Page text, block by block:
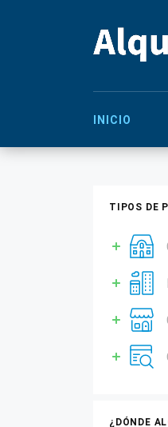
INICIO
TIPOS DE
¿DÓNDE